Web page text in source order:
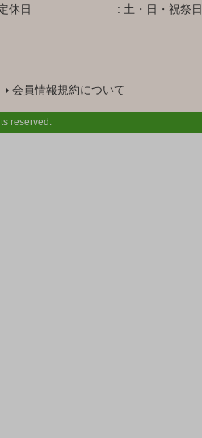
休日
土・日・祝祭日
会員情報規約について
reserved.